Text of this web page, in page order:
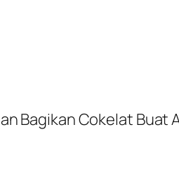
Bagikan Cokelat Buat